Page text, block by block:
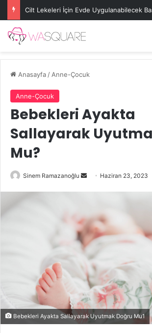
Cilt Lekeleri İçin Evde Uygulanabilecek
Anasayfa/Anne-Çocuk
Anne-Çocuk
Bebekleri Ayakta
Sallayarak
Mu?
Sinem Ramazanoğlu
Bir
Haziran 23, 2023
Bebekleri Ayakta Sallayarak Uyutmak Doğru Mu1